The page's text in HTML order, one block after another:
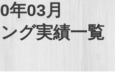
年03月
グ実績一覧